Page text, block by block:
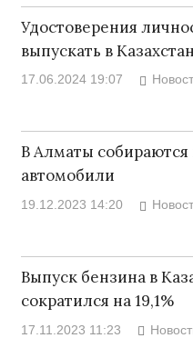
Удостоверения
выпускать в
17.06.2024 19:07
В Алматы собираются
автомобили
19.12.2023 14:20
Выпуск бензина в
сократился на 19,1%
17.11.2023 11:23